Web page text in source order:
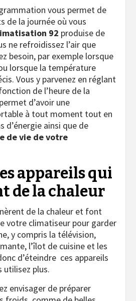
vous permet de
de la journée où vous
92 produise de
ne refroidissez l’air que
besoin, par exemple lorsque
lorsque la température
Vous y parvenez en réglant
de l’heure de la
d’avoir une
à tout moment tout en
d’énergie ainsi que de
de vie de votre
appareils qui
de la chaleur
de la chaleur et font
votre climatiseur pour garder
y compris la télévision,
l’îlot de cuisine et les
d’éteindre ces appareils
utilisez plus.
envisager de préparer